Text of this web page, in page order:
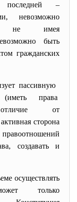
последней –
невозможно
не имея
быть
гражданских
пассивную
права
отличие от
сторона
создавать и
осуществлять
только